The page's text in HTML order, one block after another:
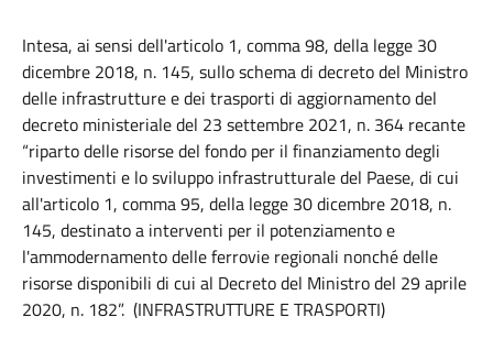
Intesa, ai sensi dell'articolo 1, comma 98, della legge 30
dicembre 2018, n. 145, sullo schema di decreto del Ministro
delle infrastrutture e dei trasporti di aggiornamento del
decreto ministeriale del 23 settembre 2021, n. 364 recante
“riparto delle risorse del fondo per il finanziamento degli
investimenti e lo sviluppo infrastrutturale del Paese, di cui
all'articolo 1, comma 95, della legge 30 dicembre 2018, n.
145, destinato a interventi per il potenziamento e
l'ammodernamento delle ferrovie regionali nonché delle
risorse disponibili di cui al Decreto del Ministro del 29 aprile
2020, n. 182”. (INFRASTRUTTURE E TRASPORTI)